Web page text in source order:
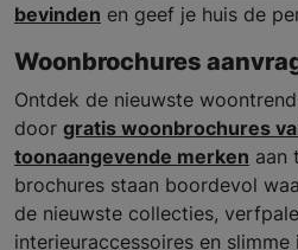
bevinden en geef je huis de
Woonbrochures
Ontdek de nieuwste
door gratis woonbrochures
toonaangevende merken aan
brochures staan boordevol
de nieuwste collecties,
interieuraccessoires en